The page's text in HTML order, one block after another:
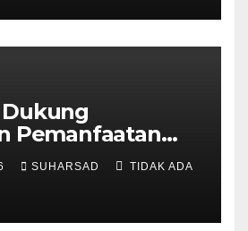
Dukung
Pemanfaatan
Sesuai
undangan
SUHARSAD TIDAK ADA